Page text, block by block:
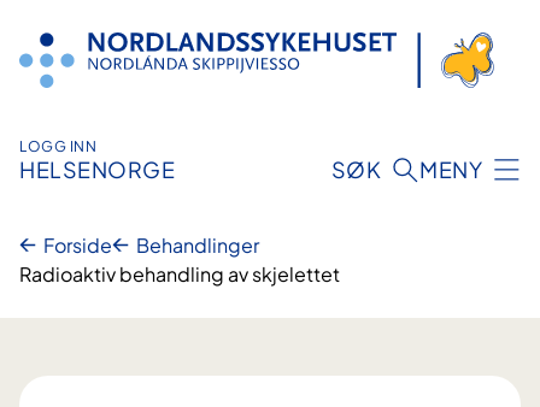
innhold
LOGG INN
HELSENORGE SØK MENY
Forside
Behandlinger
Radioaktiv behandling av skjelettet